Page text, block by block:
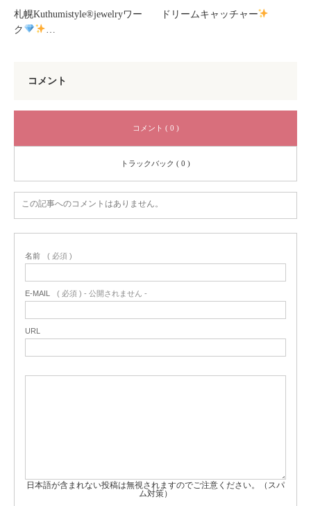
札幌Kuthumistyle®️jewelryワー
ク
ドリームキャッチャー
コメント
コメント ( 0 )
トラックバック ( 0 )
この記事へのコメントはありません。
名前 ( 必須 )
E-MAIL ( 必須 ) - 公開されません -
URL
日本語が含まれない投稿は無視されますのでご注意ください。（スパ
ム対策）